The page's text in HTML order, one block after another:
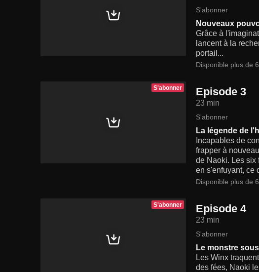
S'abonner
Nouveaux
Grâce à
lancent à la
portail...
Disponible plus de
S'abonner Episode 3
23 min
S'abonner
La légende de
Incapables de
frapper à
de Naoki. Les six
en s'enfuyant, ce
Disponible plus de
S'abonner Episode 4
23 min
S'abonner
Le monstre
Les Winx
des fées, Naoki